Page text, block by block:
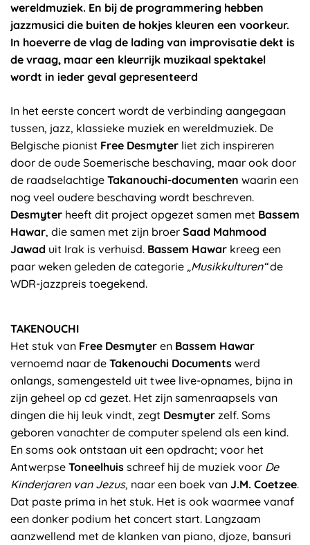
wereldmuziek. En bij de programmering hebben
jazzmusici die buiten de hokjes kleuren een voorkeur.
In hoeverre de vlag de lading van improvisatie dekt is
de vraag, maar een kleurrijk muzikaal spektakel
wordt in ieder geval gepresenteerd
In het eerste concert wordt de verbinding aangegaan
tussen, jazz, klassieke muziek en wereldmuziek. De
Belgische pianist Free Desmyter liet zich inspireren
door de oude Soemerische beschaving, maar ook door
de raadselachtige Takanouchi-documenten waarin een
nog veel oudere beschaving wordt beschreven.
Desmyter heeft dit project opgezet samen met Bassem
Hawar, die samen met zijn broer Saad Mahmood
Jawad uit Irak is verhuisd. Bassem Hawar kreeg een
paar weken geleden de categorie „Musikkulturen“de
WDR-jazzpreis toegekend.
TAKENOUCHI
Het stuk van Free Desmyter en Bassem Hawar
vernoemd naar de Takenouchi Documents werd
onlangs, samengesteld uit twee live-opnames, bijna in
zijn geheel op cd gezet. Het zijn samenraapsels van
dingen die hij leuk vindt, zegt Desmyter zelf. Soms
geboren vanachter de computer spelend als een kind.
En soms ook ontstaan uit een opdracht; voor het
Antwerpse Toneelhuis schreef hij de muziek voor De
Kinderjaren van Jezus, naar een boek van J.M. Coetzee.
Dat paste prima in het stuk. Het is ook waarmee vanaf
een donker podium het concert start. Langzaam
aanzwellend met de klanken van piano, djoze, bansuri